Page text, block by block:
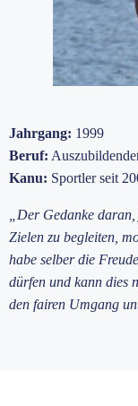
Jahrgang: 1999
Beruf:
Kanu: Sportler seit
„Der Gedanke
Zielen zu begleiten,
habe selber die
dürfen und kann dies
den fairen Umgang